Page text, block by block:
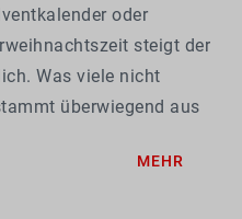
oder
steigt der
Was viele nicht
überwiegend aus
Swollen Shoot
MEHR